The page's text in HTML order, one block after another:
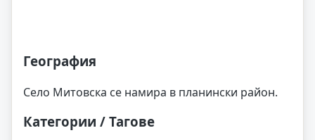
География
Село Митовска се намира в планински район.
Категории / Тагове